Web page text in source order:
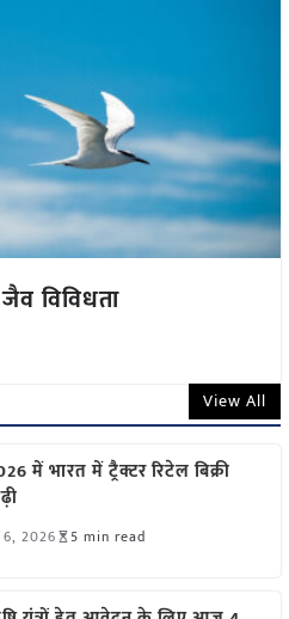
विविधता
View All
में भारत में ट्रैक्टर रिटेल बिक्री
2026 5 min read